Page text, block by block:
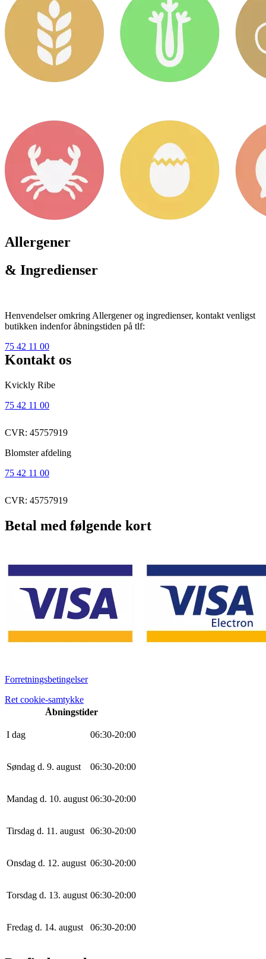
Allergener
& Ingredienser
Henvendelser omkring Allergener og ingredienser, kontakt venligst
butikken indenfor åbningstiden på tlf:
75 42 11 00
Kontakt os
Kvickly Ribe
75 42 11 00
CVR: 45757919
Blomster afdeling
75 42 11 00
CVR: 45757919
Betal med følgende kort
Forretningsbetingelser
Ret cookie-samtykke
Åbningstider
I dag 06:30-20:00
Søndag d. 9. august 06:30-20:00
Mandag d. 10. august 06:30-20:00
Tirsdag d. 11. august 06:30-20:00
Onsdag d. 12. august 06:30-20:00
Torsdag d. 13. august 06:30-20:00
Fredag d. 14. august 06:30-20:00